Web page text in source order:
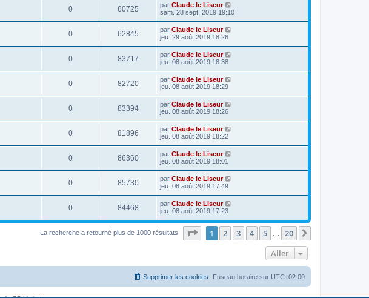
0 60725 par Claude le Liseur
sam. 28 sept. 2019 19:10
0 62845 par Claude le Liseur
jeu. 29 août 2019 18:26
0 83717 par Claude le Liseur
jeu. 08 août 2019 18:38
0 82720 par Claude le Liseur
jeu. 08 août 2019 18:29
0 83394 par Claude le Liseur
jeu. 08 août 2019 18:26
0 81896 par Claude le Liseur
jeu. 08 août 2019 18:22
0 86360 par Claude le Liseur
jeu. 08 août 2019 18:01
0 85730 par Claude le Liseur
jeu. 08 août 2019 17:49
0 84468 par Claude le Liseur
jeu. 08 août 2019 17:23
La recherche a retourné plus de 1000 résultats Page sur20
1 2 3 4 5 20
Aller
Fuseau horaire sur UTC+02:00
Supprimer les cookies